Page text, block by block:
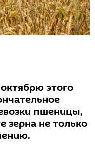
этого
пшеницы,
зерна не только